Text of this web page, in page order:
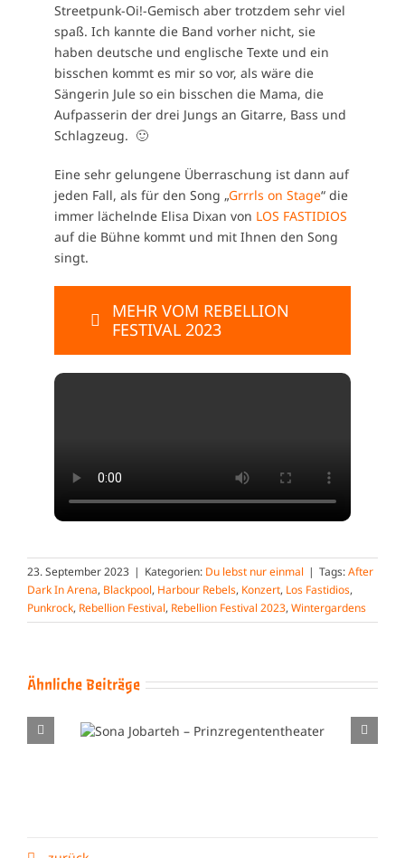
Streetpunk-Oi!-Gemisch aber trotzdem sehr viel
spaß. Ich kannte die Band vorher nicht, sie
haben deutsche und englische Texte und ein
bisschen kommt es mir so vor, als wäre die
Sängerin Jule so ein bisschen die Mama, die
Aufpasserin der drei Jungs an Gitarre, Bass und
Schlagzeug. 🙂
Eine sehr gelungene Überraschung ist dann auf
jeden Fall, als für den Song „Grrrls on Stage“ die
immer lächelnde Elisa Dixan von LOS FASTIDIOS
auf die Bühne kommt und mit Ihnen den Song
singt.
MEHR VOM REBELLION
FESTIVAL 2023
23. September 2023 | Kategorien: Du lebst nur einmal | Tags:After
Dark In Arena, Blackpool, Harbour Rebels, Konzert, Los Fastidios,
Punkrock, Rebellion Festival, Rebellion Festival 2023, Wintergardens
Ähnliche Beiträge
Peter Hook & The Light –